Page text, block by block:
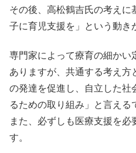
その後、高松鶴吉氏の考えに
子に育児支援を」という動き
専門家によって療育の細かい
ありますが、共通する考え方
の発達を促進し、自立した社
るための取り組み」と言える
また、必ずしも医療支援を必
す。